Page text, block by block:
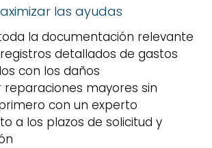
las ayudas
la documentación relevante
detallados de gastos
con los daños
reparaciones mayores sin
con un experto
a los plazos de solicitud y